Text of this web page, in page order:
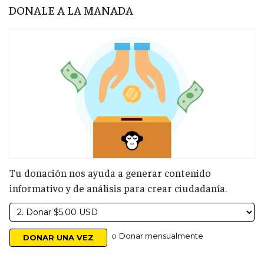
DONALE A LA MANADA
Tu donación nos ayuda a generar contenido
informativo y de análisis para crear ciudadanía.
o Donar mensualmente